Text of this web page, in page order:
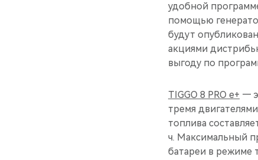
удобной
помощью
будут
акциями
выгоду по
TIGGO 8 PRO e+ —
тремя
топлива
ч. Максимальный
батареи в режиме